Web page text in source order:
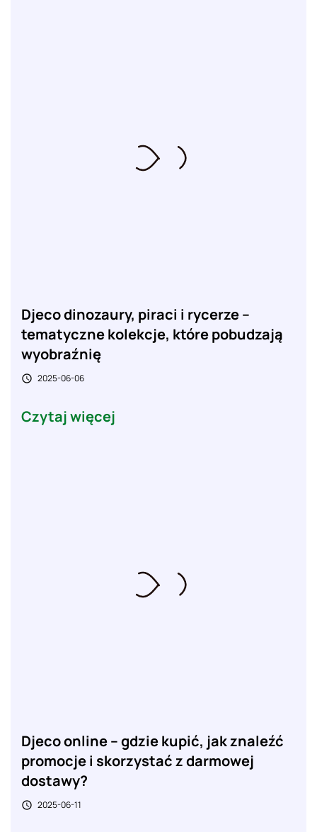
Djeco dinozaury, piraci i rycerze –
tematyczne kolekcje, które pobudzają
wyobraźnię
 2025-06-06
Czytaj więcej
Djeco online – gdzie kupić, jak znaleźć
promocje i skorzystać z darmowej
dostawy?
 2025-06-11